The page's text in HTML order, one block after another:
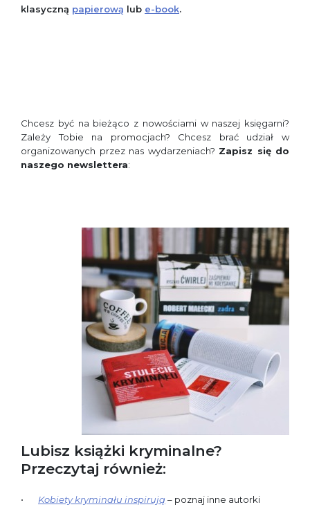
klasyczną papierową lub e-book.
Chcesz być na bieżąco z nowościami w naszej księgarni?
Zależy Tobie na promocjach? Chcesz brać udział w
organizowanych przez nas wydarzeniach? Zapisz się do
naszego newslettera:
Lubisz książki kryminalne?
Przeczytaj również:
Kobiety kryminału inspirują – poznaj inne autorki